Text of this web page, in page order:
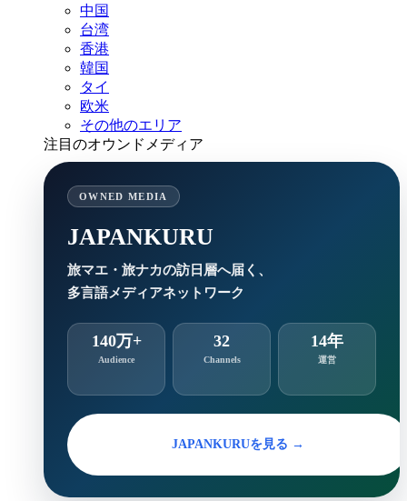
中国
台湾
香港
韓国
タイ
欧米
その他のエリア
注目のオウンドメディア
OWNED MEDIA
JAPANKURU
旅マエ・旅ナカの訪日層へ届く、
多言語メディアネットワーク
140万+
Audience
32
Channels
14年
運営
JAPANKURUを見る →